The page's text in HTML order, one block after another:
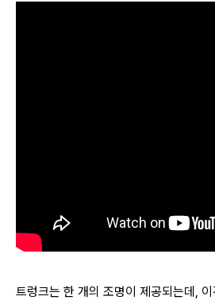
트렁크는 한 개의 조명이 제공되는데,